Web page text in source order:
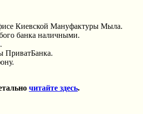
Киевской Мануфактуры Мыла.
банка наличными.
ПриватБанка.
читайте здесь.